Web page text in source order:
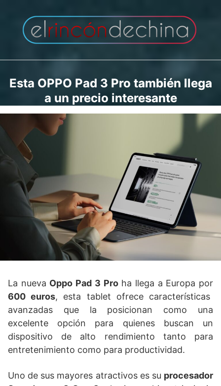
contenido
Esta OPPO Pad 3 Pro también llega
a un precio interesante
La nueva Oppo Pad 3 Proha llega a Europa por
600 euros, esta tablet ofrece características
avanzadas que la posicionan como una
excelente opción para quienes buscan un
dispositivo de alto rendimiento tanto para
entretenimiento como para productividad.
Uno de sus mayores atractivos es su procesador